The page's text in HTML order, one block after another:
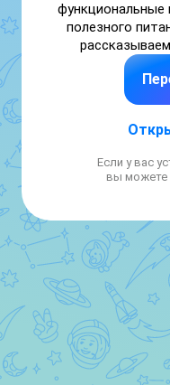
функциональные
полезного
секреты
Свежесть и
💙 https://
Если у вас
вы можете